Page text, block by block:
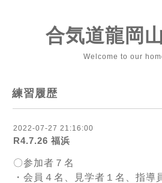
合気道龍岡
Welcome to our
練習履歴
2022-07-27 21:16:00
R4.7.26 福浜
〇参加者７名
・会員４名、見学者１名、指導